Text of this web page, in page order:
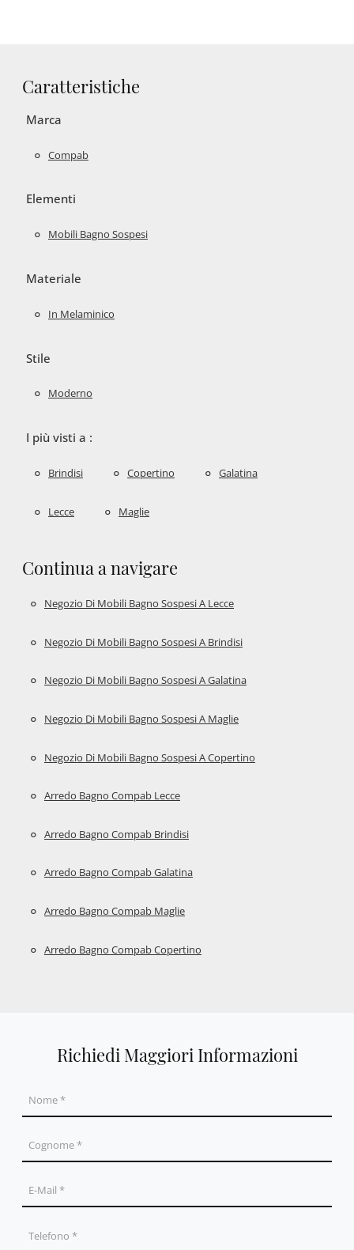
Caratteristiche
Marca
Compab
Elementi
Mobili Bagno Sospesi
Materiale
In Melaminico
Stile
Moderno
I più visti a :
Brindisi Copertino Galatina
Lecce Maglie
Continua a navigare
Negozio Di Mobili Bagno Sospesi A Lecce
Negozio Di Mobili Bagno Sospesi A Brindisi
Negozio Di Mobili Bagno Sospesi A Galatina
Negozio Di Mobili Bagno Sospesi A Maglie
Negozio Di Mobili Bagno Sospesi A Copertino
Arredo Bagno Compab Lecce
Arredo Bagno Compab Brindisi
Arredo Bagno Compab Galatina
Arredo Bagno Compab Maglie
Arredo Bagno Compab Copertino
Richiedi Maggiori Informazioni